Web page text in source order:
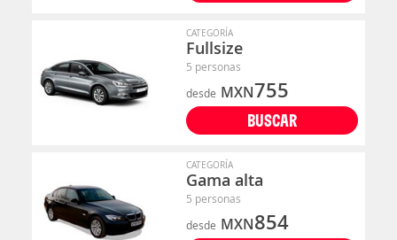
CATEGORÍA
Fullsize
5 personas
desde MXN755
BUSCAR
CATEGORÍA
Gama alta
5 personas
desde MXN854